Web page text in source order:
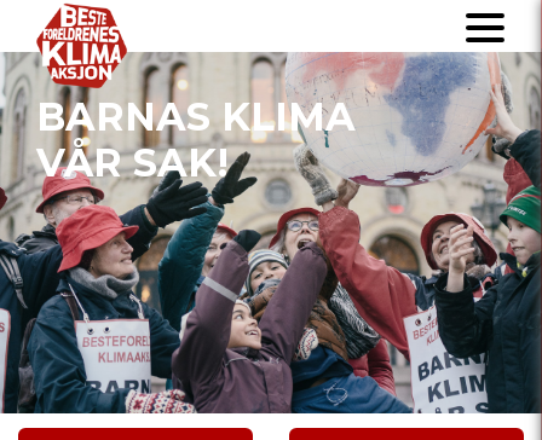
BARNAS KLIMA
VÅR SAK!